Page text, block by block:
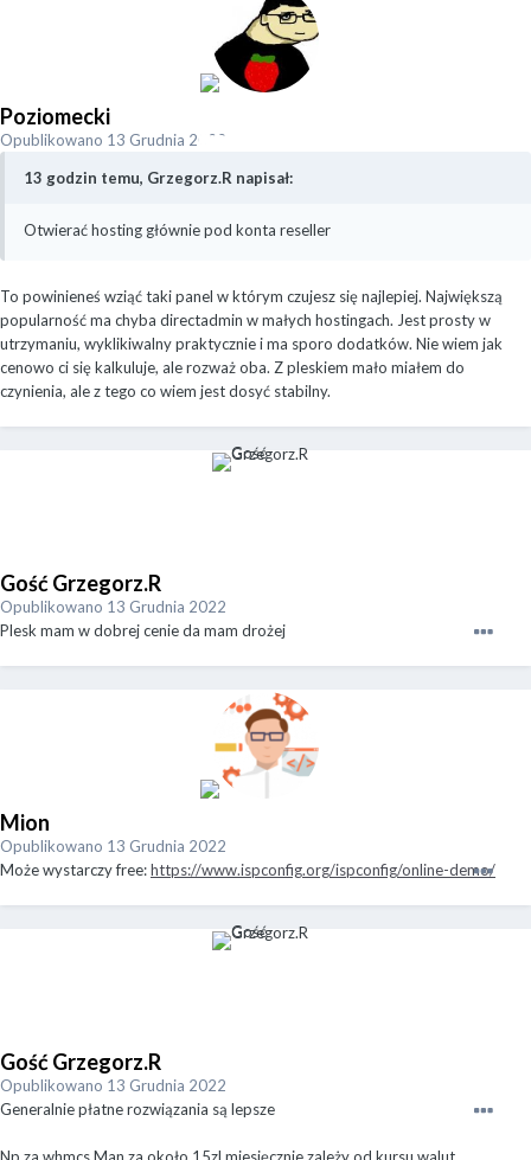
Poziomecki
Opublikowano 13 Grudnia 2022
13 godzin temu, Grzegorz.R napisał:
Otwierać hosting głównie pod konta reseller
To powinieneś wziąć taki panel w którym czujesz się najlepiej. Największą
popularność ma chyba directadmin w małych hostingach. Jest prosty w
utrzymaniu, wyklikiwalny praktycznie i ma sporo dodatków. Nie wiem jak
cenowo ci się kalkuluje, ale rozważ oba. Z pleskiem mało miałem do
czynienia, ale z tego co wiem jest dosyć stabilny.
Gość Grzegorz.R
Opublikowano 13 Grudnia 2022
Plesk mam w dobrej cenie da mam drożej
Mion
Opublikowano 13 Grudnia 2022
Może wystarczy free:https://www.ispconfig.org/ispconfig/online-demo/
Gość Grzegorz.R
Opublikowano 13 Grudnia 2022
Generalnie płatne rozwiązania są lepsze